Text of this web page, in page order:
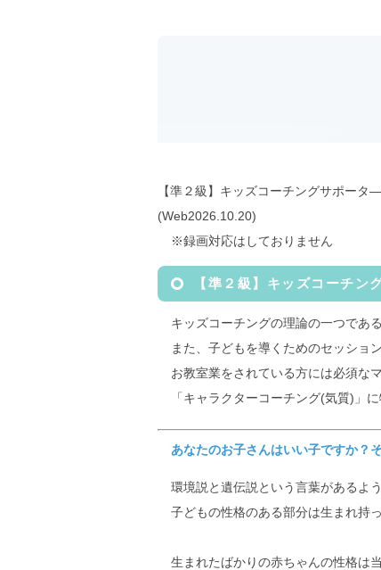
【準２級】キッズコーチングサポータ
(Web2026.10.20)
※録画対応はしておりません
【準２級】キッズコーチン
キッズコーチングの理論の一つであ
また、子どもを導くためのセッショ
お教室業をされている方には必須な
「キャラクターコーチング(気質)」
あなたのお子さんはいい子ですか？
環境説と遺伝説という言葉があるよう
子どもの性格のある部分は生まれ持
生まれたばかりの赤ちゃんの性格は